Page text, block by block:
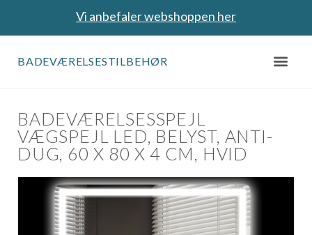
Vi anbefaler webshoppen her
BADEVÆRELSESTILBEHØR
BADEVÆRELSESSPEJL
VÆGSPEJL LED, BELYST, ANTI-
DUG, 60 X 80 X 4 CM, HVID